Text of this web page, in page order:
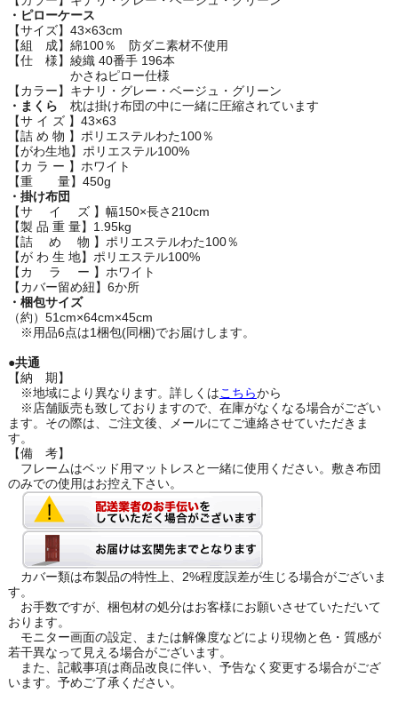
・ピローケース
【サイズ】43×63cm
【組 成】綿100％ 防ダニ素材不使用
【仕 様】綾織 40番手 196本
かさねピロー仕様
【カラー】キナリ・グレー・ベージュ・グリーン
・まくら 枕は掛け布団の中に一緒に圧縮されています
【サ イ ズ 】43×63
【詰 め 物 】ポリエステルわた100％
【がわ生地】ポリエステル100%
【カ ラ ー 】ホワイト
【重 量】450g
・掛け布団
【サ イ ズ 】幅150×長さ210cm
【製 品 重 量】1.95kg
【詰 め 物 】ポリエステルわた100％
【が わ 生 地】ポリエステル100%
【カ ラ ー 】ホワイト
【カバー留め紐】6か所
・梱包サイズ
（約）51cm×64cm×45cm
※用品6点は1梱包(同梱)でお届けします。
●共通
【納 期】
※地域により異なります。詳しくはこちらから
※店舗販売も致しておりますので、在庫がなくなる場合がござい
ます。その際は、ご注文後、メールにてご連絡させていただきま
す。
【備 考】
フレームはベッド用マットレスと一緒に使用ください。敷き布団
のみでの使用はお控え下さい。
カバー類は布製品の特性上、2%程度誤差が生じる場合がございま
す。
お手数ですが、梱包材の処分はお客様にお願いさせていただいて
おります。
モニター画面の設定、または解像度などにより現物と色・質感が
若干異なって見える場合がございます。
また、記載事項は商品改良に伴い、予告なく変更する場合がござ
います。予めご了承ください。